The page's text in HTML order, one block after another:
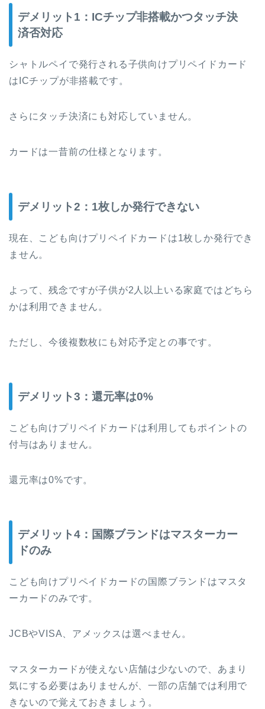
デメリット1：ICチップ非搭載かつタッチ決
済否対応
シャトルペイで発行される子供向けプリペイドカード
はICチップが非搭載です。
さらにタッチ決済にも対応していません。
カードは一昔前の仕様となります。
デメリット2：1枚しか発行できない
現在、こども向けプリペイドカードは1枚しか発行でき
ません。
よって、残念ですが子供が2人以上いる家庭ではどちら
かは利用できません。
ただし、今後複数枚にも対応予定との事です。
デメリット3：還元率は0%
こども向けプリペイドカードは利用してもポイントの
付与はありません。
還元率は0%です。
デメリット4：国際ブランドはマスターカー
ドのみ
こども向けプリペイドカードの国際ブランドはマスタ
ーカードのみです。
JCBやVISA、アメックスは選べません。
マスターカードが使えない店舗は少ないので、あまり
気にする必要はありませんが、一部の店舗では利用で
きないので覚えておきましょう。